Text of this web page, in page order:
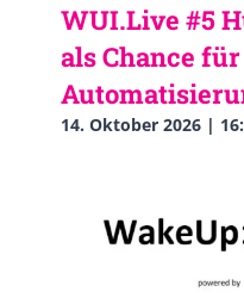
WUI.Live #5
als Chance
14. Oktober 2026 |